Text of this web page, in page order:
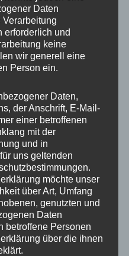
WHEELS
mm
Daten
erforderlich und
keine
wir generell eine
Person ein.
Daten,
der Anschrift, E-Mail-
einer betroffenen
mit der
und in
uns geltenden
möchte unser
über Art, Umfang
genutzten und
Daten
betroffene Personen
über die ihnen